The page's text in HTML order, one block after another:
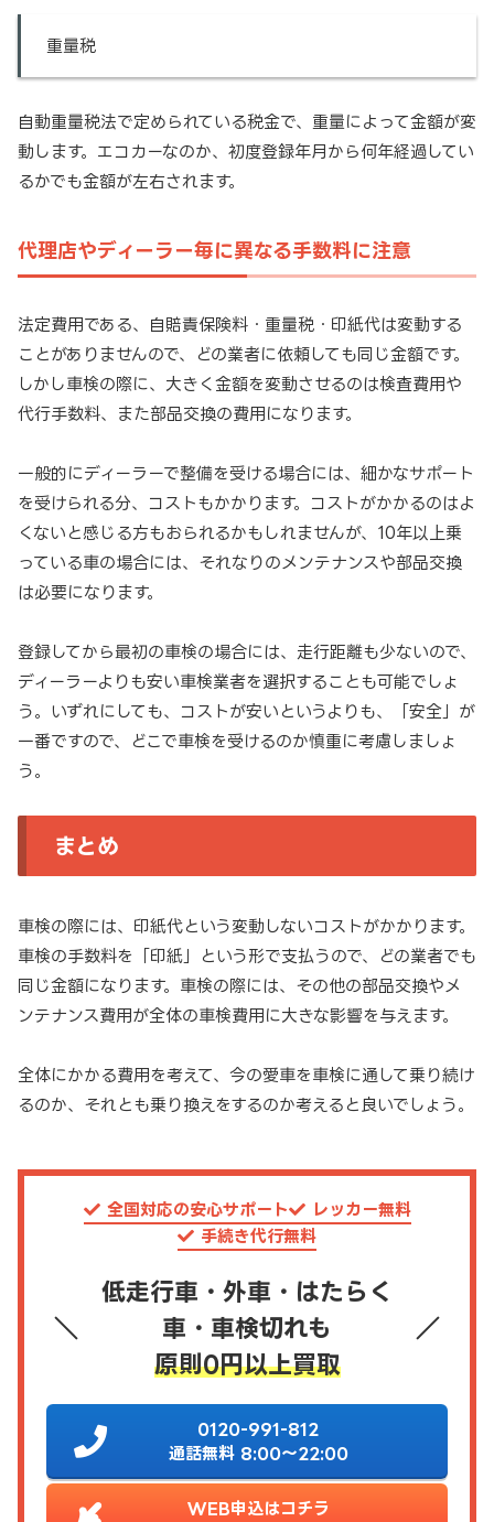
重量税
自動重量税法で定められている税金で、重量によって金額が変
動します。エコカーなのか、初度登録年月から何年経過してい
るかでも金額が左右されます。
代理店やディーラー毎に異なる手数料に注意
法定費用である、自賠責保険料・重量税・印紙代は変動する
ことがありませんので、どの業者に依頼しても同じ金額です。
しかし車検の際に、大きく金額を変動させるのは検査費用や
代行手数料、また部品交換の費用になります。
一般的にディーラーで整備を受ける場合には、細かなサポート
を受けられる分、コストもかかります。コストがかかるのはよ
くないと感じる方もおられるかもしれませんが、10年以上乗
っている車の場合には、それなりのメンテナンスや部品交換
は必要になります。
登録してから最初の車検の場合には、走行距離も少ないので、
ディーラーよりも安い車検業者を選択することも可能でしょ
う。いずれにしても、コストが安いというよりも、「安全」が
一番ですので、どこで車検を受けるのか慎重に考慮しましょ
う。
まとめ
車検の際には、印紙代という変動しないコストがかかります。
車検の手数料を「印紙」という形で支払うので、どの業者でも
同じ金額になります。車検の際には、その他の部品交換やメ
ンテナンス費用が全体の車検費用に大きな影響を与えます。
全体にかかる費用を考えて、今の愛車を車検に通して乗り続け
るのか、それとも乗り換えをするのか考えると良いでしょう。
全国対応の安心サポート
レッカー無料
手続き代行無料
低走行車・外車・はたらく
車・車検切れも
原則0円以上買取
0120-991-812
通話無料 8:00～22:00
WEB申込はコチラ